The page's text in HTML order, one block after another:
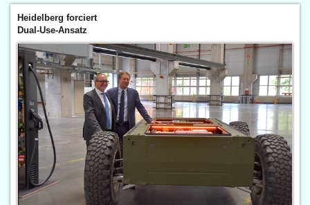
Heidelberg forciert
Dual-Use-Ansatz